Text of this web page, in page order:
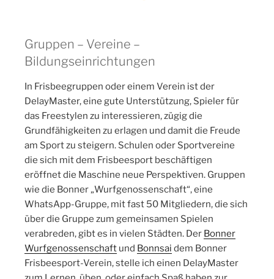
Gruppen – Vereine –
Bildungseinrichtungen
In Frisbeegruppen oder einem Verein ist der
DelayMaster, eine gute Unterstützung, Spieler für
das Freestylen zu interessieren, zügig die
Grundfähigkeiten zu erlagen und damit die Freude
am Sport zu steigern. Schulen oder Sportvereine
die sich mit dem Frisbeesport beschäftigen
eröffnet die Maschine neue Perspektiven. Gruppen
wie die Bonner „Wurfgenossenschaft“, eine
WhatsApp-Gruppe, mit fast 50 Mitgliedern, die sich
über die Gruppe zum gemeinsamen Spielen
verabreden, gibt es in vielen Städten. Der Bonner
Wurfgenossenschaft und Bonnsai dem Bonner
Frisbeesport-Verein, stelle ich einen DelayMaster